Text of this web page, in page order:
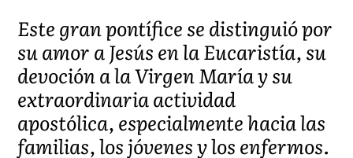
Este gran pontífice se distinguió por
su amor a Jesús en la Eucaristía, su
devoción a la Virgen María y su
extraordinaria actividad
apostólica, especialmente hacia las
familias, los jóvenes y los enfermos.